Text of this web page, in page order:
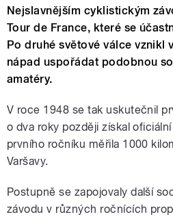
Nejslavnějším cyklistickým
Tour de France, které se
Po druhé světové válce vznikl
nápad uspořádat podobnou
amatéry.
V roce 1948 se tak uskutečnil
o dva roky později získal
prvního ročníku měřila 1000
Varšavy.
Postupně se zapojovaly další
závodu v různých ročnících